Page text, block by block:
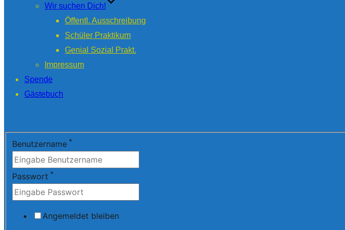
Wir suchen Dich!
Öffentl. Ausschreibung
Schüler Praktikum
Genial Sozial Prakt.
Impressum
Spende
Gästebuch
Benutzername *
Passwort *
Angemeldet bleiben